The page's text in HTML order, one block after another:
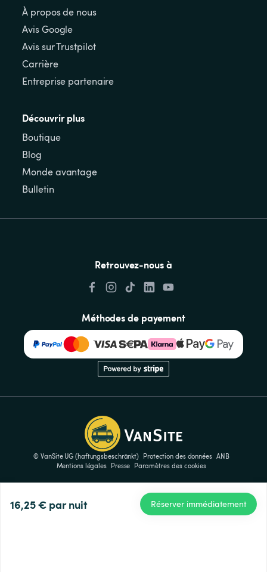
16,25 € par nuit Réserver immédiatement
À propos de nous
Avis Google
Avis sur Trustpilot
Carrière
Entreprise partenaire
Découvrir plus
Boutique
Blog
Monde avantage
Bulletin
Retrouvez-nous à
Méthodes de payement
© VanSite UG (haftungsbeschränkt) Protection des données ANB
Mentions légales
Presse Paramètres des cookies